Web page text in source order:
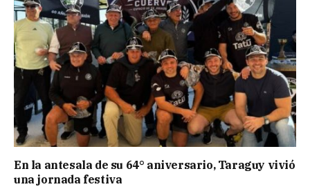
En la antesala de su 64° aniversario, Taraguy vivió
una jornada festiva